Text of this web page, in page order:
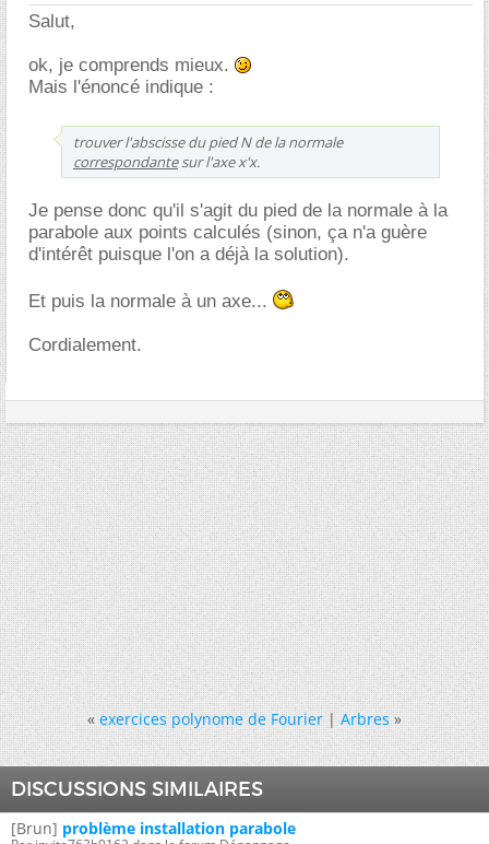
Salut,
ok, je comprends mieux.
Mais l'énoncé indique :
trouver l'abscisse du pied N de la normale
correspondantesur l'axe x'x.
Je pense donc qu'il s'agit du pied de la normale à la
parabole aux points calculés (sinon, ça n'a guère
d'intérêt puisque l'on a déjà la solution).
Et puis la normale à un axe...
Cordialement.
« exercices polynome de Fourier|Arbres »
DISCUSSIONS SIMILAIRES
[Brun] problème installation parabole